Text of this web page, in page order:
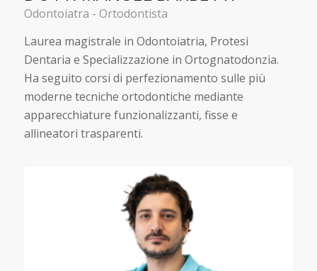
Odontoiatra - Ortodontista
Laurea magistrale in Odontoiatria, Protesi
Dentaria e Specializzazione in Ortognatodonzia.
Ha seguito corsi di perfezionamento sulle più
moderne tecniche ortodontiche mediante
apparecchiature funzionalizzanti, fisse e
allineatori trasparenti.